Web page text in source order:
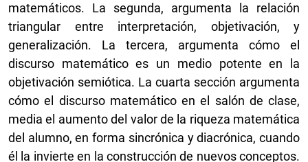
matemáticos. La segunda, argumenta la relación
triangular entre interpretación, objetivación, y
generalización. La tercera, argumenta cómo el
discurso matemático es un medio potente en la
objetivación semiótica. La cuarta sección argumenta
cómo el discurso matemático en el salón de clase,
media el aumento del valor de la riqueza matemática
del alumno, en forma sincrónica y diacrónica, cuando
él la invierte en la construcción de nuevos conceptos.